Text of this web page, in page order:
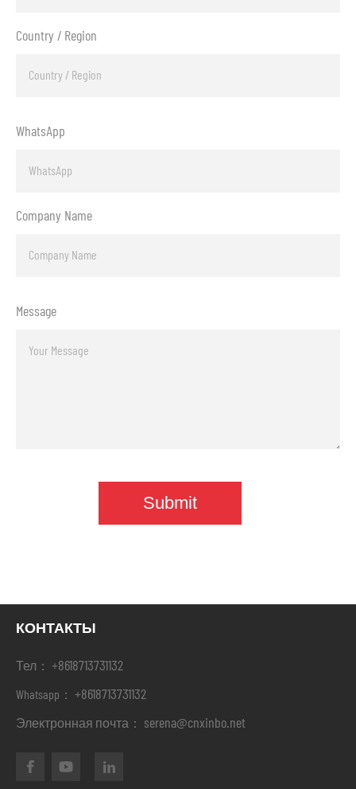
Country / Region
WhatsApp
Company Name
Message
КОНТАКТЫ
Тел： +8618713731132
Whatsapp： +8618713731132
Электронная почта： serena@cnxinbo.net